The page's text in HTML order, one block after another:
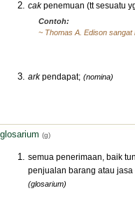
cakpenemuan (tt sesuatu
Contoh:
~ Thomas A. Edison
arkpendapat; (nomina)
glosarium (g)
semua penerimaan, baik
penjualan barang atau
(glosarium)